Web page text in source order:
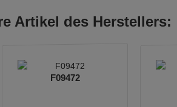
Artikel des Herstellers:
F09472